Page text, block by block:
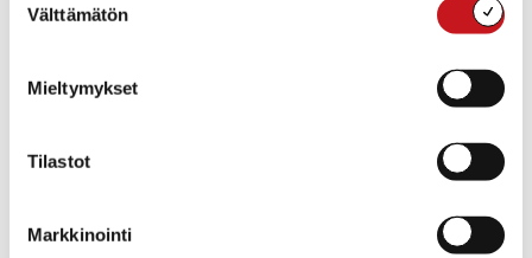
valinta
Välttämätön
Mieltymykset
Tilastot
Markkinointi
TIEDOT
pe 17.1.2025